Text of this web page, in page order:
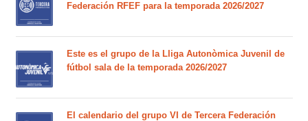
Federación RFEF para la temporada 2026/2027
Este es el grupo de la Lliga Autonòmica Juvenil de
fútbol sala de la temporada 2026/2027
El calendario del grupo VI de Tercera Federación